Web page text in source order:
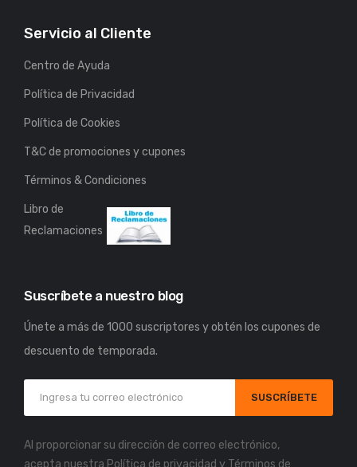
Servicio al Cliente
Centro de Ayuda
Política de Privacidad
Política de Cookies
T&C de promociones y cupones
Términos & Condiciones
Libro de
Reclamaciones
Suscríbete a nuestro blog
Únete a más de 1000 suscriptores y obtén los cupones de
descuento de temporada.
SUSCRÍBETE
Al proporcionar su dirección de correo electrónico,
acepta nuestra Política de privacidad y Términos de